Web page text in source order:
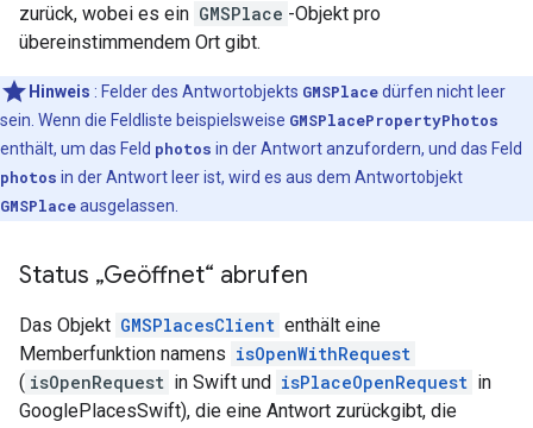
zurück, wobei es ein GMSPlace -Objekt pro
übereinstimmendem Ort gibt.
Hinweis : Felder des Antwortobjekts GMSPlacedürfen nicht leer
sein. Wenn die Feldliste beispielsweise GMSPlacePropertyPhotos
enthält, um das Feld photos in der Antwort anzufordern, und das Feld
photos in der Antwort leer ist, wird es aus dem Antwortobjekt
GMSPlaceausgelassen.
Status „Geöffnet“ abrufen
Das Objekt GMSPlacesClient enthält eine
Memberfunktion namens isOpenWithRequest
( isOpenRequest in Swift und isPlaceOpenRequest in
GooglePlacesSwift), die eine Antwort zurückgibt, die